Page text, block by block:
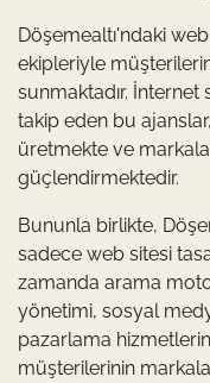
Döşemealtı'ndaki
ekipleriyle
sunmaktadır.
takip eden bu
üretmekte ve
güçlendirmektedir.
Bununla birlikte,
sadece web sitesi
zamanda arama
yönetimi, sosyal
pazarlama
müşterilerinin